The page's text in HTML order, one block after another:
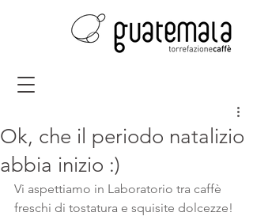
Ok, che il periodo natalizio
abbia inizio :)
Vi aspettiamo in Laboratorio tra caffè
freschi di tostatura e squisite dolcezze!